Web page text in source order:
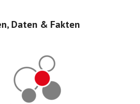
Daten & Fakten